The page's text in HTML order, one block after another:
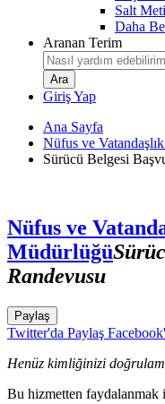
Salt
Daha
Aranan Terim
Giriş Yap
Ana Sayfa
Nüfus ve
Sürücü Belgesi
Nüfus ve
Müdürlüğü
Randevusu
Paylaş
Twitter'da Paylaş
Henüz kimliğinizi
Bu hizmetten faydalanmak